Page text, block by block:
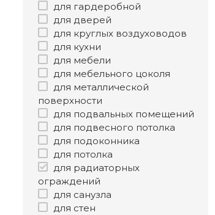
для гардеробной
для дверей
для круглых воздуховодов
для кухни
для мебели
для мебельного цоколя
для металлической
поверхности
для подвальных помещений
для подвесного потолка
для подоконника
для потолка
для радиаторных
ограждений
для санузла
для стен